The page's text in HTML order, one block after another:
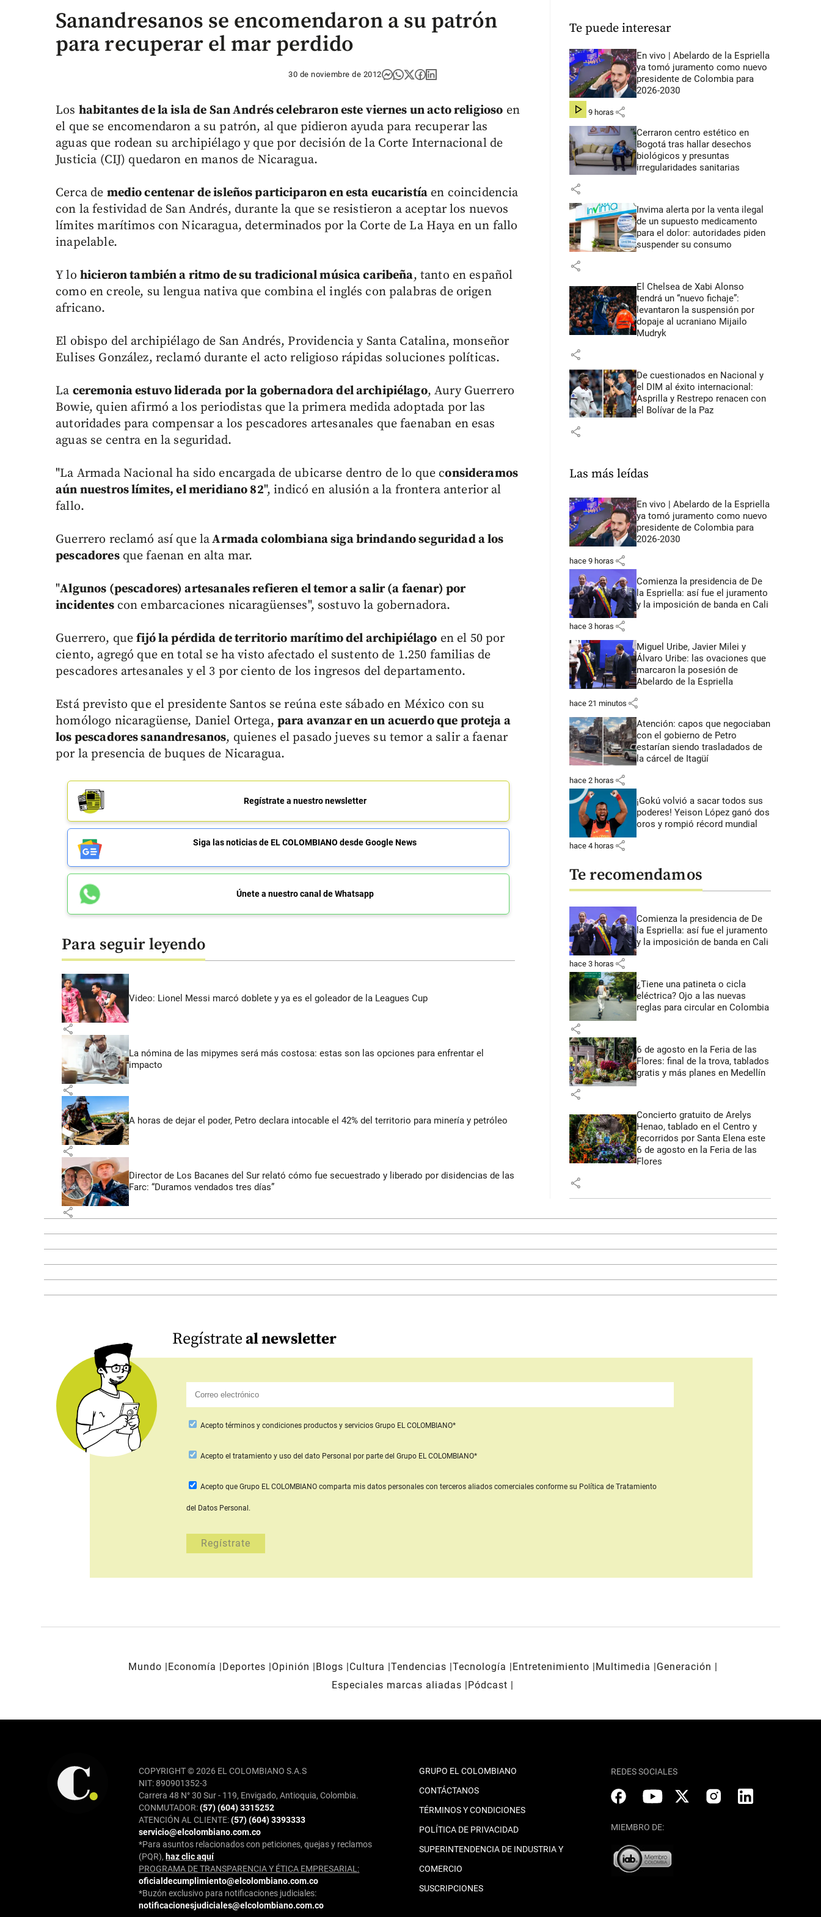
Sanandresanos se encomendaron a su patrón
para recuperar el mar perdido
30 de noviembre de 2012
Los habitantes de la isla de San Andrés celebraron este viernes un acto religioso en
el que se encomendaron a su patrón, al que pidieron ayuda para recuperar las
aguas que rodean su archipiélago y que por decisión de la Corte Internacional de
Justicia (CIJ) quedaron en manos de Nicaragua.
Cerca de medio centenar de isleños participaron en esta eucaristía en coincidencia
con la festividad de San Andrés, durante la que se resistieron a aceptar los nuevos
límites marítimos con Nicaragua, determinados por la Corte de La Haya en un fallo
inapelable.
Y lo hicieron también a ritmo de su tradicional música caribeña, tanto en español
como en creole, su lengua nativa que combina el inglés con palabras de origen
africano.
El obispo del archipiélago de San Andrés, Providencia y Santa Catalina, monseñor
Eulises González, reclamó durante el acto religioso rápidas soluciones políticas.
La ceremonia estuvo liderada por la gobernadora del archipiélago, Aury Guerrero
Bowie, quien afirmó a los periodistas que la primera medida adoptada por las
autoridades para compensar a los pescadores artesanales que faenaban en esas
aguas se centra en la seguridad.
"La Armada Nacional ha sido encargada de ubicarse dentro de lo que consideramos
aún nuestros límites, el meridiano 82", indicó en alusión a la frontera anterior al
fallo.
Guerrero reclamó así que laArmada colombiana siga brindando seguridad a los
pescadoresque faenan en alta mar.
"Algunos (pescadores) artesanales refieren el temor a salir (a faenar) por
incidentescon embarcaciones nicaragüenses", sostuvo la gobernadora.
Guerrero, quefijó la pérdida de territorio marítimo del archipiélago en el 50 por
ciento, agregó que en total se ha visto afectado el sustento de 1.250 familias de
pescadores artesanales y el 3 por ciento de los ingresos del departamento.
Está previsto que el presidente Santos se reúna este sábado en México con su
homólogo nicaragüense, Daniel Ortega, para avanzar en un acuerdo que proteja a
los pescadores sanandresanos, quienes el pasado jueves su temor a salir a faenar
por la presencia de buques de Nicaragua.
Regístrate a nuestro newsletter
Siga las noticias de EL COLOMBIANO desde Google News
Únete a nuestro canal de Whatsapp
Para seguir leyendo
Video: Lionel Messi marcó doblete y ya es el goleador de la Leagues Cup
share
La nómina de las mipymes será más costosa: estas son las opciones para enfrentar el
impacto
share
A horas de dejar el poder, Petro declara intocable el 42% del territorio para minería y petróleo
share
Director de Los Bacanes del Sur relató cómo fue secuestrado y liberado por disidencias de las
Farc: “Duramos vendados tres días”
share
Te puede interesar
En vivo | Abelardo de la Espriella
ya tomó juramento como nuevo
presidente de Colombia para
2026-2030
hace 9 horas share
Cerraron centro estético en
Bogotá tras hallar desechos
biológicos y presuntas
irregularidades sanitarias
share
Invima alerta por la venta ilegal
de un supuesto medicamento
para el dolor: autoridades piden
suspender su consumo
share
El Chelsea de Xabi Alonso
tendrá un “nuevo fichaje”:
levantaron la suspensión por
dopaje al ucraniano Mijailo
Mudryk
share
De cuestionados en Nacional y
el DIM al éxito internacional:
Asprilla y Restrepo renacen con
el Bolívar de la Paz
share
Las más leídas
En vivo | Abelardo de la Espriella
ya tomó juramento como nuevo
presidente de Colombia para
2026-2030
hace 9 horas share
Comienza la presidencia de De
la Espriella: así fue el juramento
y la imposición de banda en Cali
hace 3 horas share
Miguel Uribe, Javier Milei y
Álvaro Uribe: las ovaciones que
marcaron la posesión de
Abelardo de la Espriella
hace 21 minutos share
Atención: capos que negociaban
con el gobierno de Petro
estarían siendo trasladados de
la cárcel de Itagüí
hace 2 horas share
¡Gokú volvió a sacar todos sus
poderes! Yeison López ganó dos
oros y rompió récord mundial
hace 4 horas share
Te recomendamos
Comienza la presidencia de De
la Espriella: así fue el juramento
y la imposición de banda en Cali
hace 3 horas share
¿Tiene una patineta o cicla
eléctrica? Ojo a las nuevas
reglas para circular en Colombia
share
6 de agosto en la Feria de las
Flores: final de la trova, tablados
gratis y más planes en Medellín
share
Concierto gratuito de Arelys
Henao, tablado en el Centro y
recorridos por Santa Elena este
6 de agosto en la Feria de las
Flores
share
Regístrateal newsletter
Acepto términos y condiciones productos y servicios Grupo EL COLOMBIANO*
Aceptoel tratamiento y uso del dato Personal por parte del Grupo EL COLOMBIANO*
Acepto que Grupo EL COLOMBIANO comparta mis datos personales con terceros aliados comercialesconforme su Política de Tratamiento
del Datos Personal.
Mundo Economía Deportes Opinión Blogs Cultura Tendencias Tecnología Entretenimiento Multimedia
Generación
Especiales marcas aliadas
Pódcast
COPYRIGHT © 2026 EL COLOMBIANO S.A.S
NIT: 890901352-3
Carrera 48 N° 30 Sur - 119, Envigado, Antioquia, Colombia.
CONMUTADOR:(57) (604) 3315252
ATENCIÓN AL CLIENTE:(57) (604) 3393333
servicio@elcolombiano.com.co
*Para asuntos relacionados con peticiones, quejas y reclamos
(PQR), haz clic aquí
PROGRAMA DE TRANSPARENCIA Y ÉTICA EMPRESARIAL:
oficialdecumplimiento@elcolombiano.com.co
*Buzón exclusivo para notificaciones judiciales:
notificacionesjudiciales@elcolombiano.com.co
GRUPO EL COLOMBIANO
CONTÁCTANOS
TÉRMINOS Y CONDICIONES
POLÍTICA DE PRIVACIDAD
SUPERINTENDENCIA DE INDUSTRIA Y
COMERCIO
SUSCRIPCIONES
REDES SOCIALES
MIEMBRO DE: